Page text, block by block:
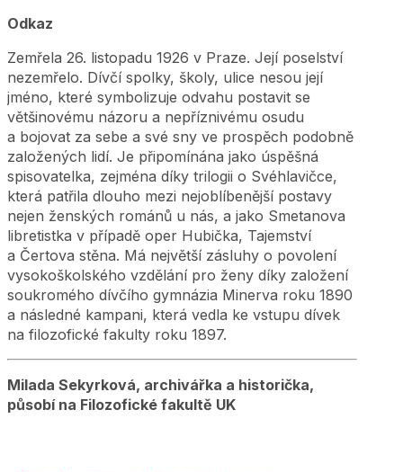
Odkaz
Zemřela 26. listopadu 1926 v Praze. Její poselství
nezemřelo. Dívčí spolky, školy, ulice nesou její
jméno, které symbolizuje odvahu postavit se
většinovému názoru a nepříznivému osudu
a bojovat za sebe a své sny ve prospěch podobně
založených lidí. Je připomínána jako úspěšná
spisovatelka, zejména díky trilogii o Svéhlavičce,
která patřila dlouho mezi nejoblíbenější postavy
nejen ženských románů u nás, a jako Smetanova
libretistka v případě oper Hubička, Tajemství
a Čertova stěna. Má největší zásluhy o povolení
vysokoškolského vzdělání pro ženy díky založení
soukromého dívčího gymnázia Minerva roku 1890
a následné kampani, která vedla ke vstupu dívek
na filozofické fakulty roku 1897.
Milada Sekyrková, archivářka a historička,
působí na Filozofické fakultě UK